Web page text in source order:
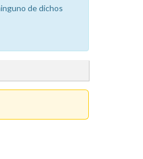
de dichos